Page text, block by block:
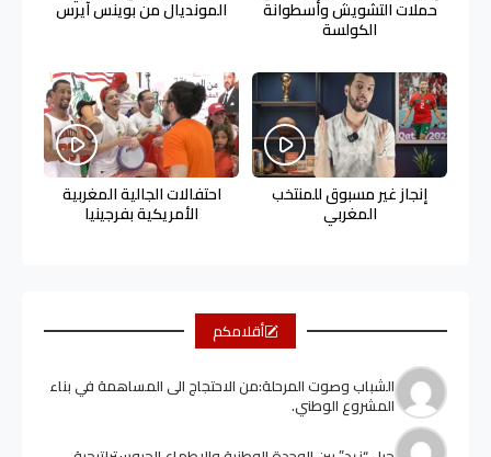
حملات التشويش وأسطوانة
الكولسة
المونديال من بوينس آيرس
إنجاز غير مسبوق للمنتخب
المغربي
احتفالات الجالية المغربية
الأمريكية بفرجينيا
أقلامكم
الشباب وصوت المرحلة:من الاحتجاج الى المساهمة في بناء
المشروع الوطني.